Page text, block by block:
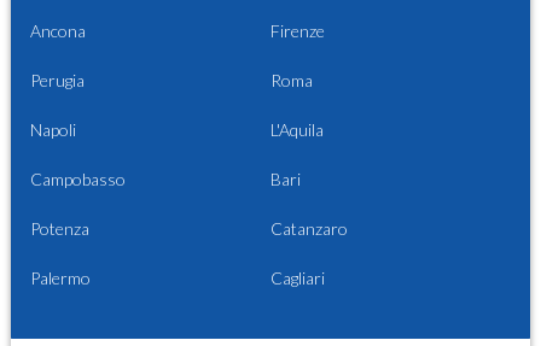
Ancona Firenze
Perugia Roma
Napoli L'Aquila
Campobasso Bari
Potenza Catanzaro
Palermo Cagliari